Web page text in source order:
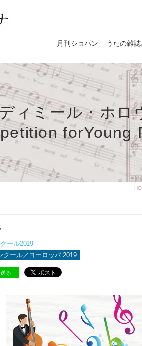
月刊ショパン うたの雑
ィミール・ホロ
forYoung
ール2019
クール／ヨーロッパ 2019
る